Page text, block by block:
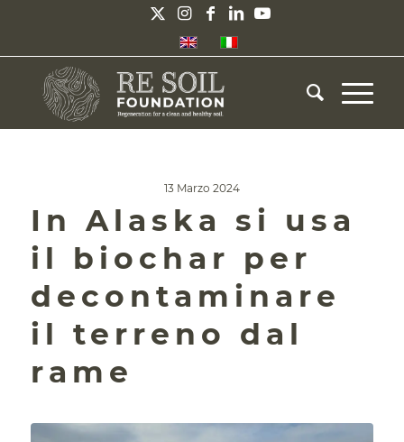
13 Marzo 2024
In Alaska si usa
il biochar per
decontaminare
il terreno dal
rame